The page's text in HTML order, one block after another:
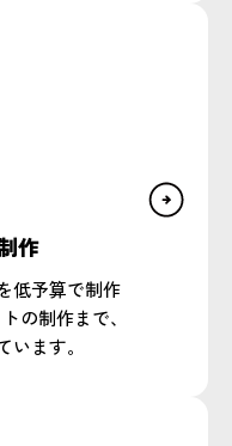
作​
低予算で制作
の制作まで、
ます。​